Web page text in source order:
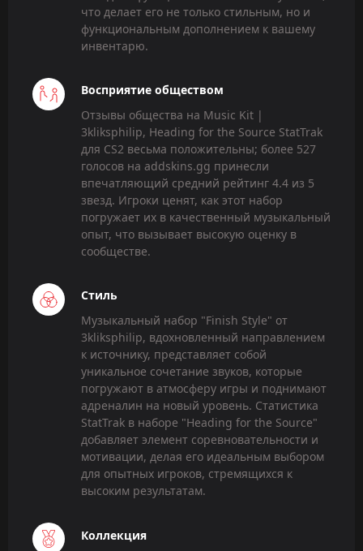
что делает его не только стильным, но и
функциональным дополнением к вашему
инвентарю.
Восприятие обществом
Отзывы общества на Music Kit |
3kliksphilip, Heading for the Source StatTrak
для CS2 весьма положительны; более 527
голосов на addskins.gg принесли
впечатляющий средний рейтинг 4.4 из 5
звезд. Игроки ценят, как этот набор
погружает их в качественный музыкальный
опыт, что вызывает высокую оценку в
сообществе.
Стиль
Музыкальный набор "Finish Style" от
3kliksphilip, вдохновленный направлением
к источнику, представляет собой
уникальное сочетание звуков, которые
погружают в атмосферу игры и поднимают
адреналин на новый уровень. Статистика
StatTrak в наборе "Heading for the Source"
добавляет элемент соревновательности и
мотивации, делая его идеальным выбором
для опытных игроков, стремящихся к
высоким результатам.
Коллекция